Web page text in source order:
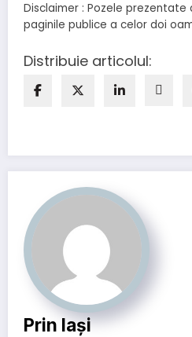
Disclaimer : Pozele
paginile publice a celor doi
Distribuie articolul:
Prin Iași